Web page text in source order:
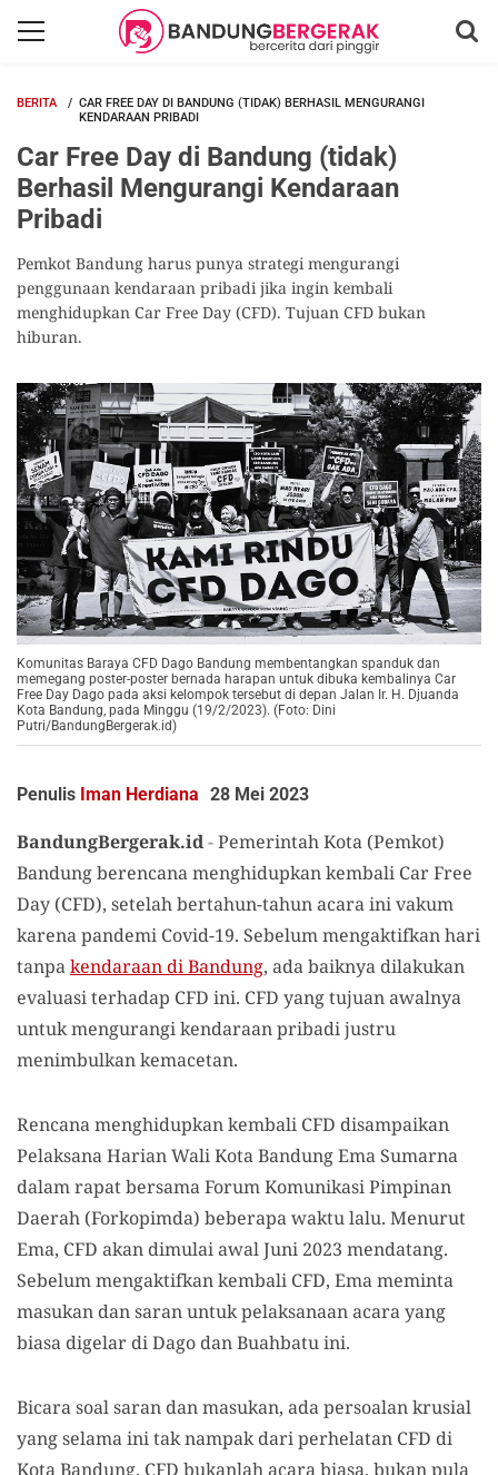
BERITA
CAR FREE DAY DI BANDUNG (TIDAK) BERHASIL MENGURANGI
KENDARAAN PRIBADI
Car Free Day di Bandung (tidak)
Berhasil Mengurangi Kendaraan
Pribadi
Pemkot Bandung harus punya strategi mengurangi
penggunaan kendaraan pribadi jika ingin kembali
menghidupkan Car Free Day (CFD). Tujuan CFD bukan
hiburan.
Komunitas Baraya CFD Dago Bandung membentangkan spanduk dan
memegang poster-poster bernada harapan untuk dibuka kembalinya Car
Free Day Dago pada aksi kelompok tersebut di depan Jalan Ir. H. Djuanda
Kota Bandung, pada Minggu (19/2/2023). (Foto: Dini
Putri/BandungBergerak.id)
Penulis Iman Herdiana 28 Mei 2023
BandungBergerak.id-Pemerintah Kota (Pemkot)
Bandung berencana menghidupkan kembali Car Free
Day (CFD), setelah bertahun-tahun acara ini vakum
karena pandemi Covid-19. Sebelum mengaktifkan hari
tanpakendaraan di Bandung, ada baiknya dilakukan
evaluasi terhadap CFD ini. CFD yang tujuan awalnya
untuk mengurangi kendaraan pribadi justru
menimbulkan kemacetan.
Rencana menghidupkan kembali CFD disampaikan
Pelaksana Harian Wali Kota Bandung Ema Sumarna
dalam rapat bersama Forum Komunikasi Pimpinan
Daerah (Forkopimda) beberapa waktu lalu. Menurut
Ema, CFD akan dimulai awal Juni 2023 mendatang.
Sebelum mengaktifkan kembali CFD, Ema meminta
masukan dan saran untuk pelaksanaan acara yang
biasa digelar di Dago dan Buahbatu ini.
Bicara soal saran dan masukan, ada persoalan krusial
yang selama ini tak nampak dari perhelatan CFD di
Kota Bandung. CFD bukanlah acara biasa, bukan pula